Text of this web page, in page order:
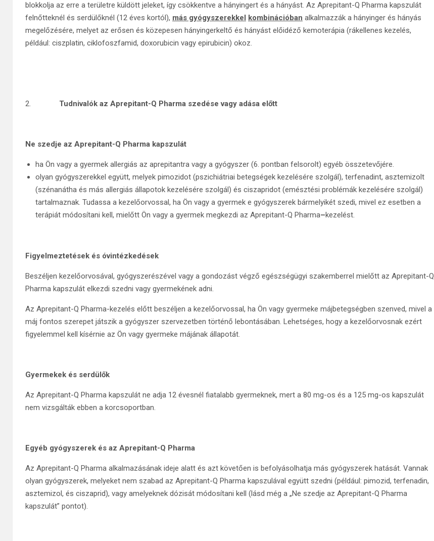
blokkolja az erre a területre küldött jeleket, így csökkentve a hányingert és a hányást. Az Aprepitant-Q Pharma kapszulát
felnőtteknél és serdülőknél (12 éves kortól), más gyógyszerekkel kombinációban alkalmazzák a hányinger és hányás
megelőzésére, melyet az erősen és közepesen hányingerkeltő és hányást előidéző kemoterápia (rákellenes kezelés,
például: ciszplatin, ciklofoszfamid, doxorubicin vagy epirubicin) okoz.
2. Tudnivalók az Aprepitant-Q Pharma szedése vagy adása előtt
Ne szedje az Aprepitant-Q Pharma kapszulát
ha Ön vagy a gyermek allergiás az aprepitantra vagy a gyógyszer (6. pontban felsorolt) egyéb összetevőjére.
olyan gyógyszerekkel együtt, melyek pimozidot (pszichiátriai betegségek kezelésére szolgál), terfenadint, asztemizolt
(szénanátha és más allergiás állapotok kezelésére szolgál) és ciszapridot (emésztési problémák kezelésére szolgál)
tartalmaznak. Tudassa a kezelőorvossal, ha Ön vagy a gyermek e gyógyszerek bármelyikét szedi, mivel ez esetben a
terápiát módosítani kell, mielőtt Ön vagy a gyermek megkezdi az Aprepitant-Q Pharma–kezelést.
Figyelmeztetések és óvintézkedések
Beszéljen kezelőorvosával, gyógyszerészével vagy a gondozást végző egészségügyi szakemberrel mielőtt az Aprepitant-Q
Pharma kapszulát elkezdi szedni vagy gyermekének adni.
Az Aprepitant-Q Pharma-kezelés előtt beszéljen a kezelőorvossal, ha Ön vagy gyermeke májbetegségben szenved, mivel a
máj fontos szerepet játszik a gyógyszer szervezetben történő lebontásában. Lehetséges, hogy a kezelőorvosnak ezért
figyelemmel kell kísérnie az Ön vagy gyermeke májának állapotát.
Gyermekek és serdülők
Az Aprepitant-Q Pharma kapszulát ne adja 12 évesnél fiatalabb gyermeknek, mert a 80 mg-os és a 125 mg-os kapszulát
nem vizsgálták ebben a korcsoportban.
Egyéb gyógyszerek és az Aprepitant-Q Pharma
Az Aprepitant-Q Pharma alkalmazásának ideje alatt és azt követően is befolyásolhatja más gyógyszerek hatását. Vannak
olyan gyógyszerek, melyeket nem szabad az Aprepitant-Q Pharma kapszulával együtt szedni (például: pimozid, terfenadin,
asztemizol, és ciszaprid), vagy amelyeknek dózisát módosítani kell (lásd még a „Ne szedje az Aprepitant-Q Pharma
kapszulát” pontot).